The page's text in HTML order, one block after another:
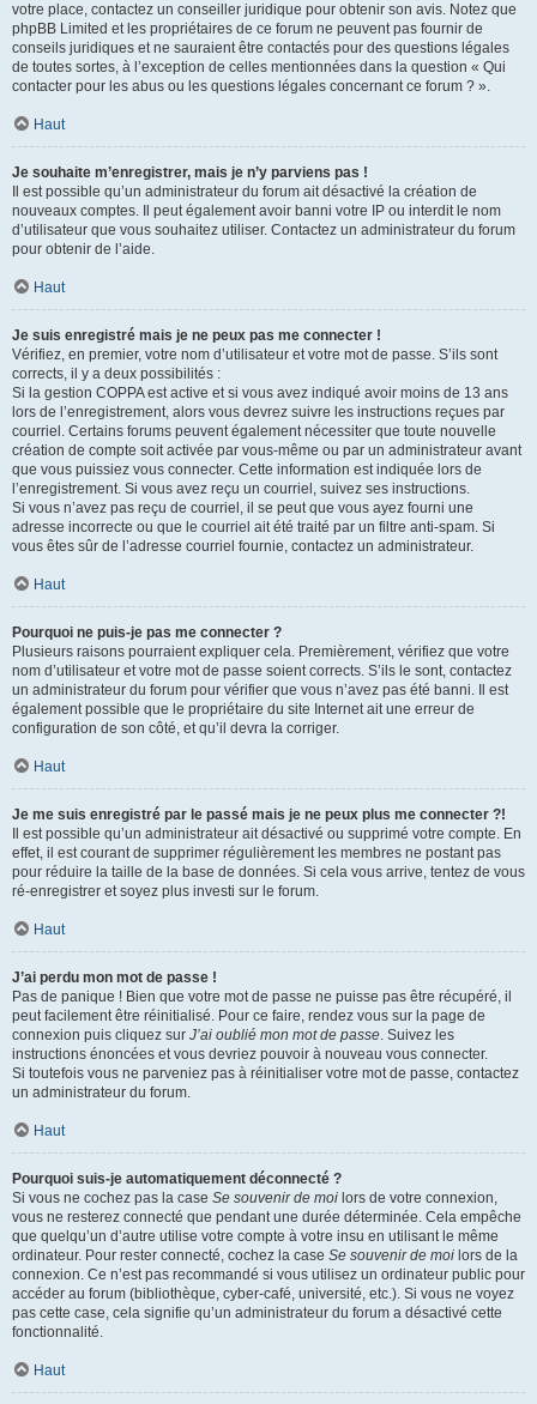
votre place, contactez un conseiller juridique pour obtenir son avis. Notez que
phpBB Limited et les propriétaires de ce forum ne peuvent pas fournir de
conseils juridiques et ne sauraient être contactés pour des questions légales
de toutes sortes, à l’exception de celles mentionnées dans la question « Qui
contacter pour les abus ou les questions légales concernant ce forum ? ».
Haut
Je souhaite m’enregistrer, mais je n’y parviens pas !
Il est possible qu’un administrateur du forum ait désactivé la création de
nouveaux comptes. Il peut également avoir banni votre IP ou interdit le nom
d’utilisateur que vous souhaitez utiliser. Contactez un administrateur du forum
pour obtenir de l’aide.
Haut
Je suis enregistré mais je ne peux pas me connecter !
Vérifiez, en premier, votre nom d’utilisateur et votre mot de passe. S’ils sont
corrects, il y a deux possibilités :
Si la gestion COPPA est active et si vous avez indiqué avoir moins de 13 ans
lors de l’enregistrement, alors vous devrez suivre les instructions reçues par
courriel. Certains forums peuvent également nécessiter que toute nouvelle
création de compte soit activée par vous-même ou par un administrateur avant
que vous puissiez vous connecter. Cette information est indiquée lors de
l’enregistrement. Si vous avez reçu un courriel, suivez ses instructions.
Si vous n’avez pas reçu de courriel, il se peut que vous ayez fourni une
adresse incorrecte ou que le courriel ait été traité par un filtre anti-spam. Si
vous êtes sûr de l’adresse courriel fournie, contactez un administrateur.
Haut
Pourquoi ne puis-je pas me connecter ?
Plusieurs raisons pourraient expliquer cela. Premièrement, vérifiez que votre
nom d’utilisateur et votre mot de passe soient corrects. S’ils le sont, contactez
un administrateur du forum pour vérifier que vous n’avez pas été banni. Il est
également possible que le propriétaire du site Internet ait une erreur de
configuration de son côté, et qu’il devra la corriger.
Haut
Je me suis enregistré par le passé mais je ne peux plus me connecter ?!
Il est possible qu’un administrateur ait désactivé ou supprimé votre compte. En
effet, il est courant de supprimer régulièrement les membres ne postant pas
pour réduire la taille de la base de données. Si cela vous arrive, tentez de vous
ré-enregistrer et soyez plus investi sur le forum.
Haut
J’ai perdu mon mot de passe !
Pas de panique ! Bien que votre mot de passe ne puisse pas être récupéré, il
peut facilement être réinitialisé. Pour ce faire, rendez vous sur la page de
connexion puis cliquez sur J’ai oublié mon mot de passe. Suivez les
instructions énoncées et vous devriez pouvoir à nouveau vous connecter.
Si toutefois vous ne parveniez pas à réinitialiser votre mot de passe, contactez
un administrateur du forum.
Haut
Pourquoi suis-je automatiquement déconnecté ?
Si vous ne cochez pas la case Se souvenir de moi lors de votre connexion,
vous ne resterez connecté que pendant une durée déterminée. Cela empêche
que quelqu’un d’autre utilise votre compte à votre insu en utilisant le même
ordinateur. Pour rester connecté, cochez la case Se souvenir de moi lors de la
connexion. Ce n’est pas recommandé si vous utilisez un ordinateur public pour
accéder au forum (bibliothèque, cyber-café, université, etc.). Si vous ne voyez
pas cette case, cela signifie qu’un administrateur du forum a désactivé cette
fonctionnalité.
Haut